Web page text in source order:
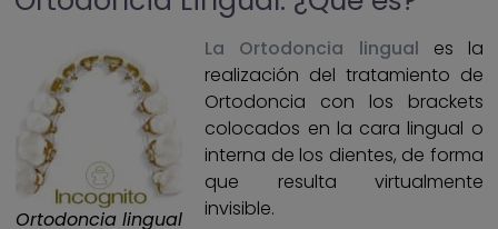
Ortodoncia lingual
La Ortodoncia lingual es la
realización del tratamiento de
Ortodoncia con los brackets
colocados en la cara lingual o
interna de los dientes, de forma
que resulta virtualmente
invisible.